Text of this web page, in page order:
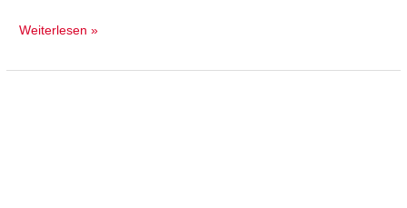
Weiterlesen »